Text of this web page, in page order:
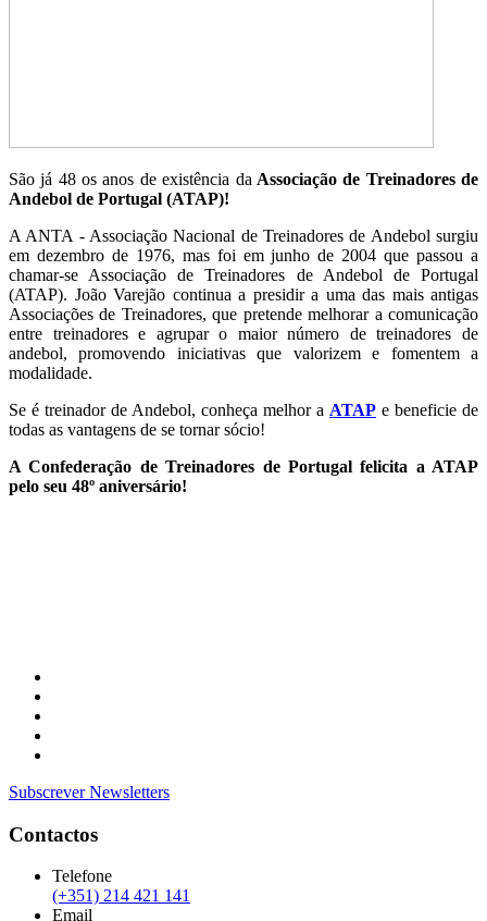
São já 48 os anos de existência da Associação de Treinadores de
Andebol de Portugal (ATAP)!
A ANTA - Associação Nacional de Treinadores de Andebol surgiu
em dezembro de 1976, mas foi em junho de 2004 que passou a
chamar-se Associação de Treinadores de Andebol de Portugal
(ATAP). João Varejão continua a presidir a uma das mais antigas
Associações de Treinadores, que pretende melhorar a comunicação
entre treinadores e agrupar o maior número de treinadores de
andebol, promovendo iniciativas que valorizem e fomentem a
modalidade.
Se é treinador de Andebol, conheça melhor a ATAP e beneficie de
todas as vantagens de se tornar sócio!
A Confederação de Treinadores de Portugal felicita a ATAP
pelo seu 48º aniversário!
Subscrever Newsletters
Contactos
Telefone
(+351) 214 421 141
Email